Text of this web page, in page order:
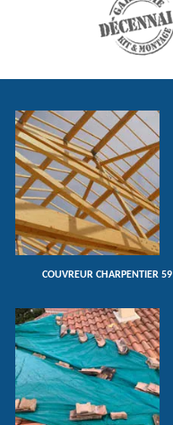
COUVREUR CHARPENTIER 59